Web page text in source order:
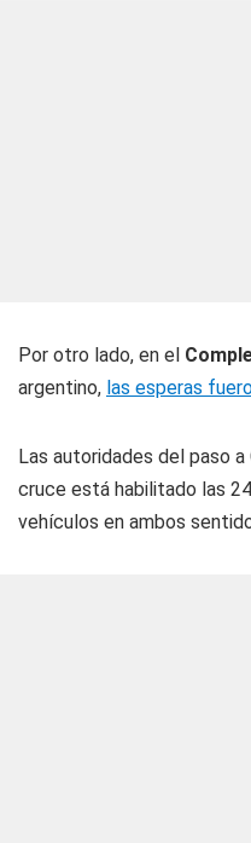
Por otro lado, en el
argentino, las esperas
Las autoridades del paso
cruce está habilitado las
vehículos en ambos